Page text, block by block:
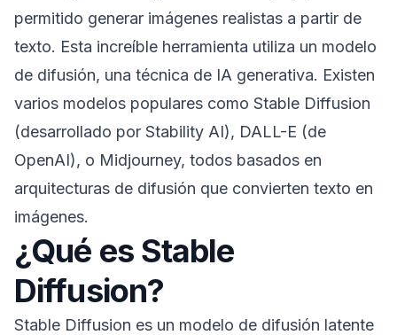
permitido generar imágenes realistas a partir de
texto. Esta increíble herramienta utiliza un modelo
de difusión, una técnica de IA generativa. Existen
varios modelos populares como Stable Diffusion
(desarrollado por Stability AI), DALL-E (de
OpenAI), o Midjourney, todos basados en
arquitecturas de difusión que convierten texto en
imágenes.
¿Qué es Stable
Diffusion?
Stable Diffusion es un modelo de difusión latente